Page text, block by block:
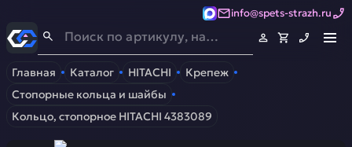
info@spets-strazh.ru
Спец-Страж- Запчасти для спецтехники
Главная Каталог HITACHI
Крепеж
Стопорные кольца и шайбы
Кольцо, стопорное HITACHI 4383089